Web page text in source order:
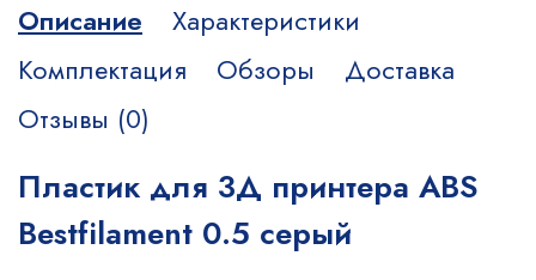
Описание
Характеристики
Комплектация
Обзоры
Доставка
Отзывы (0)
Пластик для 3Д принтера ABS
Bestfilament 0.5 серый